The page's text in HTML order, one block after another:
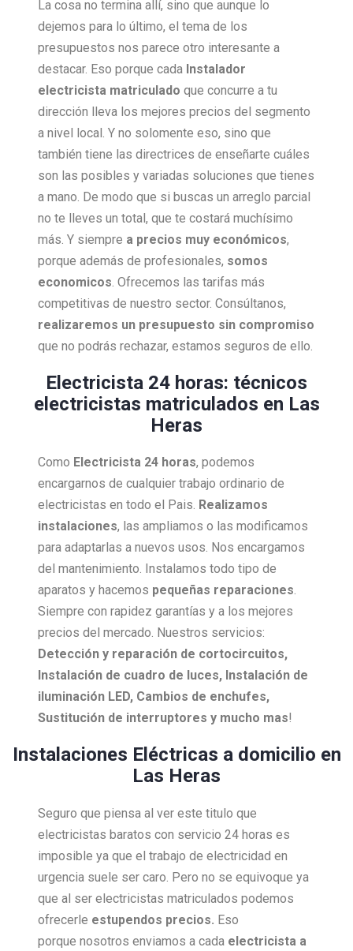
La cosa no termina allí, sino que aunque lo
dejemos para lo último, el tema de los
presupuestos nos parece otro interesante a
destacar. Eso porque cada Instalador
electricista matriculado que concurre a tu
dirección lleva los mejores precios del segmento
a nivel local. Y no solomente eso, sino que
también tiene las directrices de enseñarte cuáles
son las posibles y variadas soluciones que tienes
a mano. De modo que si buscas un arreglo parcial
no te lleves un total, que te costará muchísimo
más. Y siempre a precios muy económicos,
porque además de profesionales, somos
economicos . Ofrecemos las tarifas más
competitivas de nuestro sector. Consúltanos,
realizaremos un presupuesto sin compromiso
que no podrás rechazar, estamos seguros de ello.
Electricista 24 horas: técnicos
electricistas matriculados en Las
Heras
Como Electricista 24 horas, podemos
encargarnos de cualquier trabajo ordinario de
electricistas en todo el Pais. Realizamos
instalaciones, las ampliamos o las modificamos
para adaptarlas a nuevos usos. Nos encargamos
del mantenimiento. Instalamos todo tipo de
aparatos y hacemos pequeñas reparaciones.
Siempre con rapidez garantías y a los mejores
precios del mercado. Nuestros servicios:
Detección y reparación de cortocircuitos,
Instalación de cuadro de luces, Instalación de
iluminación LED, Cambios de enchufes,
Sustitución de interruptores y mucho mas!
Instalaciones Eléctricas a domicilio en
Las Heras
Seguro que piensa al ver este titulo que
electricistas baratos con servicio 24 horas es
imposible ya que el trabajo de electricidad en
urgencia suele ser caro. Pero no se equivoque ya
que al ser electricistas matriculados podemos
ofrecerle estupendos precios. Eso
porque nosotros enviamos a cada electricista a